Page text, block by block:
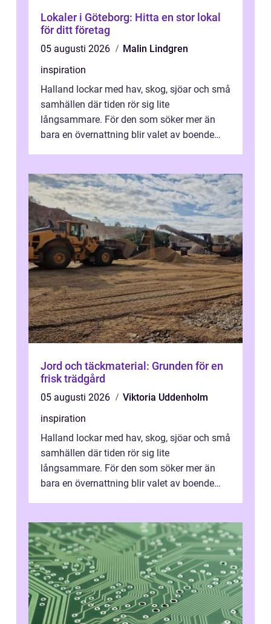
Lokaler i Göteborg: Hitta en stor lokal
för ditt företag
05 augusti 2026
Malin Lindgren
inspiration
Halland lockar med hav, skog, sjöar och små
samhällen där tiden rör sig lite
långsammare. För den som söker mer än
bara en övernattning blir valet av boende
Jord och täckmaterial: Grunden för en
frisk trädgård
05 augusti 2026
Viktoria Uddenholm
inspiration
Halland lockar med hav, skog, sjöar och små
samhällen där tiden rör sig lite
långsammare. För den som söker mer än
bara en övernattning blir valet av boende